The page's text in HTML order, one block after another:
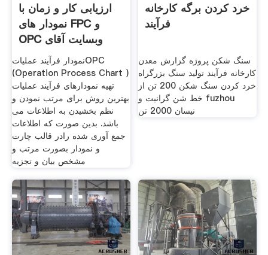
ارزیابی کار و زمان با
نمودار های FPC و
OPC وبسایت آقای
تضمین
نمودار فرآیند عملیاتOPC
(Operation Process Chart )
تهیه نمودارهای فرآیند عملیات
بهترین روش برای مرتب نمودن و
نظم بخشیدن به‌ اطلاعات می
باشد. بدین صورت که اطلاعات
جمع آوری شده را‌در قالب چارت
و نمودار بصورت مرتب و
مشخص بیان و تجزیه
خرد کردن برگه کارخانه
فرآیند
سنگ شکن پروژه گزارش معدن
کارخانه فرآیند تولید سنگ بزرگراه
خرد کردن سنگ شکن 200 تن از
خط شن گرانیت و fuzhou
نیسان 2000 تن